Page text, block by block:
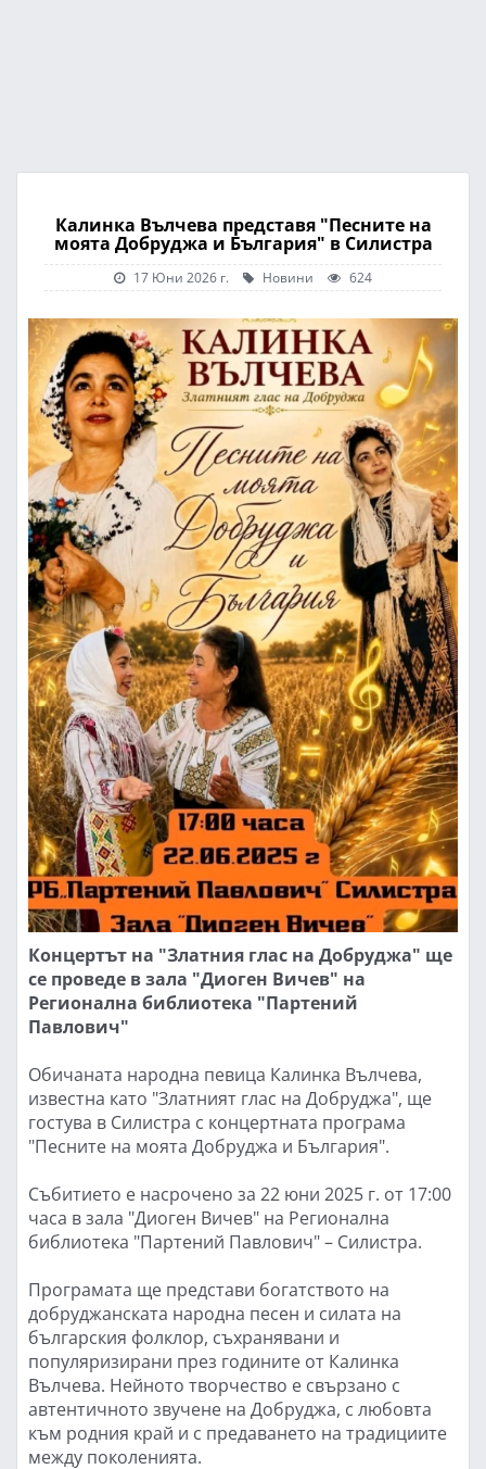
Калинка Вълчева представя "Песните на
моята Добруджа и България" в Силистра
17 Юни 2026 г. Новини 624
Концертът на "Златния глас на Добруджа" ще
се проведе в зала "Диоген Вичев" на
Регионална библиотека "Партений
Павлович"
Обичаната народна певица Калинка Вълчева,
известна като "Златният глас на Добруджа", ще
гостува в Силистра с концертната програма
"Песните на моята Добруджа и България".
Събитието е насрочено за 22 юни 2025 г. от 17:00
часа в зала "Диоген Вичев" на Регионална
библиотека "Партений Павлович" – Силистра.
Програмата ще представи богатството на
добруджанската народна песен и силата на
българския фолклор, съхранявани и
популяризирани през годините от Калинка
Вълчева. Нейното творчество е свързано с
автентичното звучене на Добруджа, с любовта
към родния край и с предаването на традициите
между поколенията.